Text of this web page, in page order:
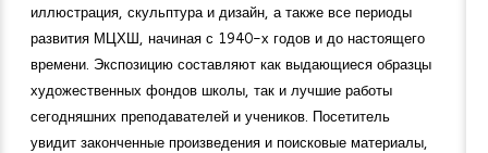
иллюстрация, скульптура и дизайн, а также все периоды
развития МЦХШ, начиная с 1940-х годов и до настоящего
времени. Экспозицию составляют как выдающиеся образцы
художественных фондов школы, так и лучшие работы
сегодняшних преподавателей и учеников. Посетитель
увидит законченные произведения и поисковые материалы,